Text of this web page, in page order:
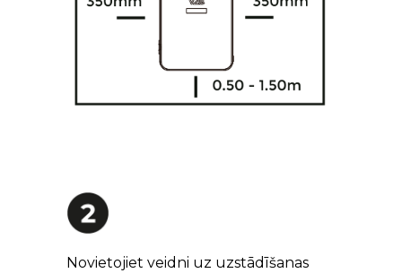
Novietojiet veidni uz uzstādīšanas